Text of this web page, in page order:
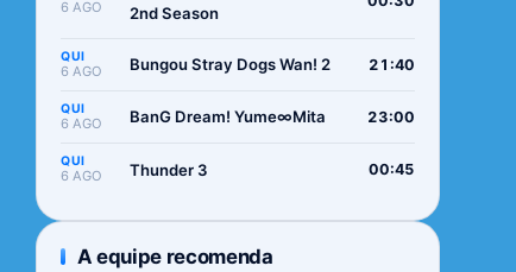
6 AGO
2nd Season
QUI
6 AGO Bungou Stray Dogs Wan! 2 21:40
QUI
6 AGO BanG Dream! Yume∞Mita 23:00
QUI
6 AGO Thunder 3 00:45
A equipe recomenda